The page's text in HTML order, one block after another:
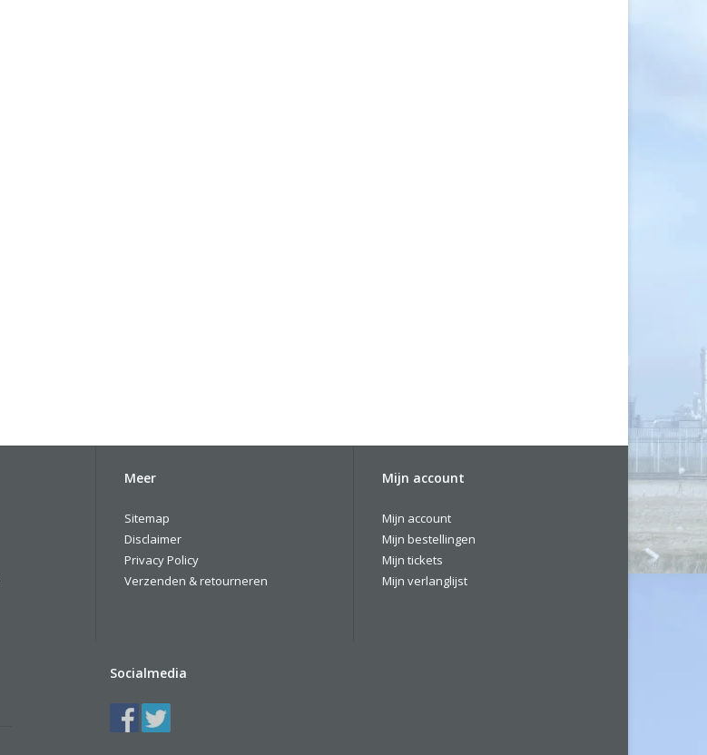
Meer
Sitemap
Disclaimer
Privacy Policy
Verzenden & retourneren
Mijn account
Mijn account
Mijn bestellingen
Mijn tickets
Mijn verlanglijst
Socialmedia